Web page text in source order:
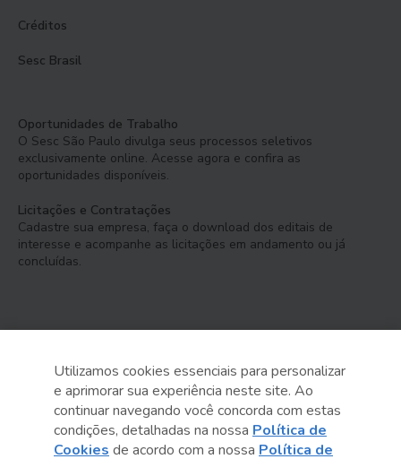
Créditos
Sesc Brasil
Oportunidades de Trabalho
O Sesc São Paulo divulga seus processos seletivos
exclusivamente online. Acesse agora e confira as
oportunidades disponíveis.
Licitações e Contratações
Cadastre sua empresa, faça o download dos editais de
interesse e acompanhe as licitações em andamento ou já
concluídas.
Serviço Social do Comércio
Administração Regional no Estado de São Paulo
Utilizamos cookies essenciais para personalizar
e aprimorar sua experiência neste site. Ao
continuar navegando você concorda com estas
condições, detalhadas na nossa Política de
Cookies de acordo com a nossa Política de